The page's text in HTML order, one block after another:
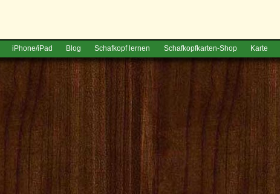
iPhone/iPad Blog Schafkopf lernen Schafkopfkarten-Shop Karte